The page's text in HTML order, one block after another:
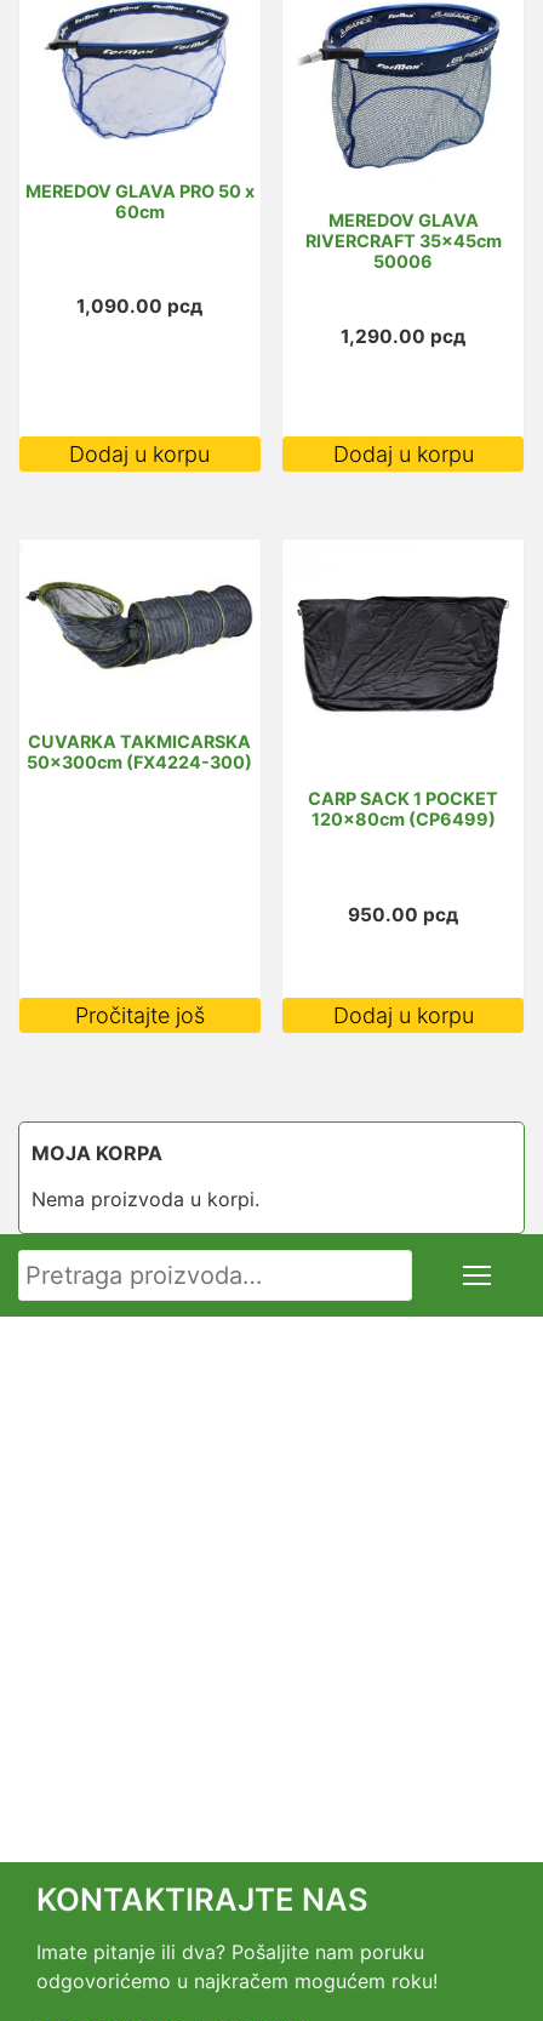
MEREDOV GLAVA PRO 50 x
60cm
1,090.00 рсд
Dodaj u korpu
MEREDOV GLAVA
RIVERCRAFT 35x45cm
50006
1,290.00 рсд
Dodaj u korpu
CUVARKA TAKMICARSKA
50x300cm (FX4224-300)
Pročitajte još
CARP SACK 1 POCKET
120x80cm (CP6499)
950.00 рсд
Dodaj u korpu
MOJA KORPA
Nema proizvoda u korpi.
Pretraga za:
KONTAKTIRAJTE NAS
Imate pitanje ili dva? Pošaljite nam poruku
odgovorićemo u najkračem mogućem roku!